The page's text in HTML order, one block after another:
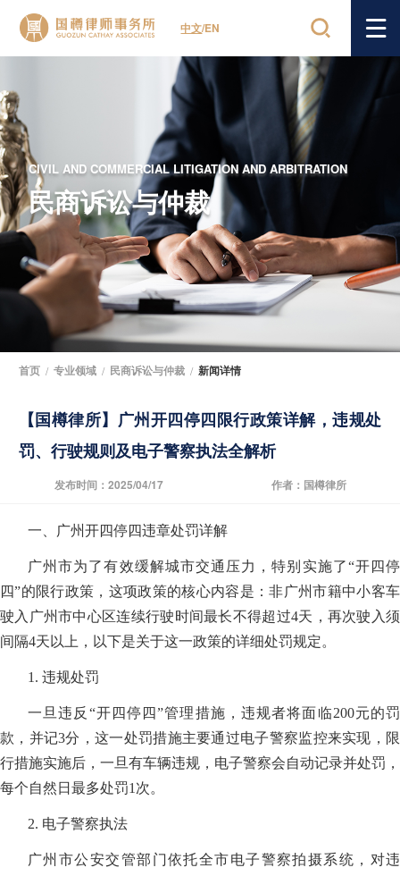
中文/EN
CIVIL AND COMMERCIAL LITIGATION AND ARBITRATION
民商诉讼与仲裁
首页 / 专业领域 / 民商诉讼与仲裁 / 新闻详情
【国樽律所】广州开四停四限行政策详解，违规处
罚、行驶规则及电子警察执法全解析
发布时间：2025/04/17 作者：国樽律所
一、广州开四停四违章处罚详解
广州市为了有效缓解城市交通压力，特别实施了“开四停
四”的限行政策，这项政策的核心内容是：非广州市籍中小客车
驶入广州市中心区连续行驶时间最长不得超过4天，再次驶入须
间隔4天以上，以下是关于这一政策的详细处罚规定。
1. 违规处罚
一旦违反“开四停四”管理措施，违规者将面临200元的罚
款，并记3分，这一处罚措施主要通过电子警察监控来实现，限
行措施实施后，一旦有车辆违规，电子警察会自动记录并处罚，
每个自然日最多处罚1次。
2. 电子警察执法
广州市公安交管部门依托全市电子警察拍摄系统，对违